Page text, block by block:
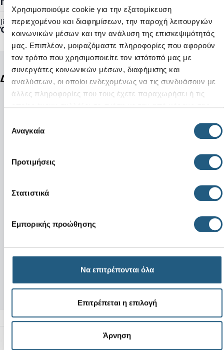
Χρησιμοποιούμε cookie για την εξατομίκευση
περιεχομένου και διαφημίσεων, την παροχή λειτουργιών
κοινωνικών μέσων και την ανάλυση της επισκεψιμότητάς
μας. Επιπλέον, μοιραζόμαστε πληροφορίες που αφορούν
τον τρόπο που χρησιμοποιείτε τον ιστότοπό μας με
συνεργάτες κοινωνικών μέσων, διαφήμισης και
αναλύσεων, οι οποίοι ενδεχομένως να τις συνδυάσουν με
άλλες πληροφορίες που τους έχετε παραχωρήσει ή τις
συγκατάθεσης
Αναγκαία
Προτιμήσεις
Στατιστικά
Εμπορικής προώθησης
Να επιτρέπονται όλα
Επιτρέπεται η επιλογή
Άρνηση
Jibbitz™ Ready:
Όχι
Δείτε ακόμη
Νέο
FRONT FLAP-
Αποστολές Προϊόντων